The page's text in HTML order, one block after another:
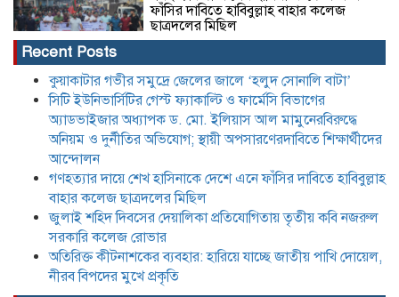
ফাঁসির দাবিতে হাবিবুল্লাহ বাহার কলেজ
ছাত্রদলের মিছিল
জুলাই শহিদ দিবসের দেয়ালিকা প্রতিযোগিতায়
তৃতীয় কবি নজরুল সরকারি কলেজ রোভার
জাতীয় পাখি দোয়েল, নীরব বিপদের মুখে
প্রকৃতি
বাংলা, ইংরেজি ও গণিতে কোনো শিক্ষার্থী যেন
পিছিয়ে না থাকে: শিক্ষকদের দায়িত্বশীল
ভূমিকার নির্দেশ
Recent Posts
কুয়াকাটার গভীর সমুদ্রে জেলের জালে ‘হলুদ সোনালি বাটা’
সিটি ইউনিভার্সিটির গেস্ট ফ্যাকাল্টি ও ফার্মেসি বিভাগের
অ্যাডভাইজার অধ্যাপক ড. মো. ইলিয়াস আল মামুনেরবিরুদ্ধে
অনিয়ম ও দুর্নীতির অভিযোগ; স্থায়ী অপসারণেরদাবিতে শিক্ষার্থীদের
আন্দোলন
গণহত্যার দায়ে শেখ হাসিনাকে দেশে এনে ফাঁসির দাবিতে হাবিবুল্লাহ
বাহার কলেজ ছাত্রদলের মিছিল
জুলাই শহিদ দিবসের দেয়ালিকা প্রতিযোগিতায় তৃতীয় কবি নজরুল
সরকারি কলেজ রোভার
অতিরিক্ত কীটনাশকের ব্যবহার: হারিয়ে যাচ্ছে জাতীয় পাখি দোয়েল,
নীরব বিপদের মুখে প্রকৃতি